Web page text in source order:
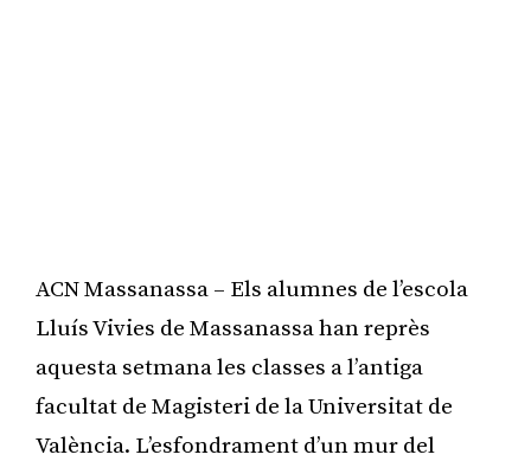
ACN Massanassa – Els alumnes de l’escola
Lluís Vivies de Massanassa han reprès
aquesta setmana les classes a l’antiga
facultat de Magisteri de la Universitat de
València. L’esfondrament d’un mur del